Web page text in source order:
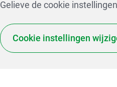
Gelieve de cookie
Cookie instellingen